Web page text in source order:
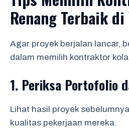
Renang Terbaik
Agar proyek berjalan lancar,
dalam memilih kontraktor
1. Periksa Portofolio
Lihat hasil proyek
kualitas pekerjaan mereka.